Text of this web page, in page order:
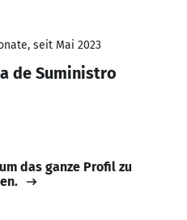
seit Mai 2023
de Suministro
das ganze Profil zu